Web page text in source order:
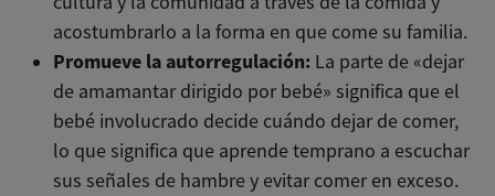
acostumbrarlo a la forma en que come su familia.
Promueve la autorregulación: La parte de «dejar
de amamantar dirigido por bebé» significa que el
bebé involucrado decide cuándo dejar de comer,
lo que significa que aprende temprano a escuchar
sus señales de hambre y evitar comer en exceso.